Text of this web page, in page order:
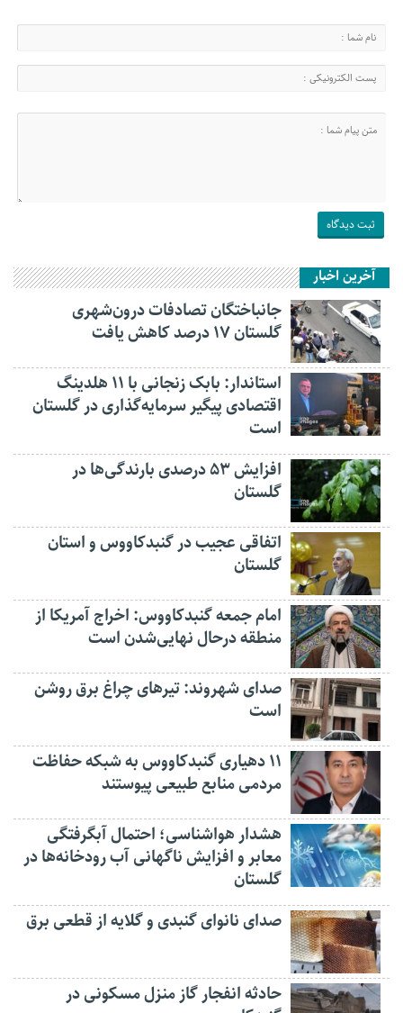
آخرین اخبار
جانباختگان تصادفات درون‌شهری
گلستان ۱۷ درصد کاهش یافت
استاندار: بابک زنجانی با ۱۱ هلدینگ
اقتصادی پیگیر سرمایه‌گذاری در گلستان
است
افزایش ۵۳ درصدی بارندگی‌ها در
گلستان
اتفاقی عجیب در‌ گنبدکاووس و استان
گلستان
امام جمعه گنبدکاووس: اخراج آمریکا از
منطقه درحال نهایی‌شدن است
صدای شهروند: تیرهای چراغ برق روشن
است
۱۱ دهیاری گنبدکاووس به شبکه حفاظت
مردمی منابع طبیعی پیوستند
هشدار هواشناسی؛ احتمال آبگرفتگی
معابر و افزایش ناگهانی آب رودخانه‌ها در
گلستان
صدای نانوای گنبدی و گلایه از قطعی برق
حادثه انفجار گاز منزل مسکونی در